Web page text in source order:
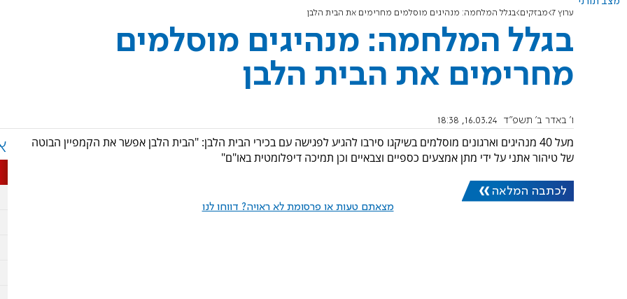
ערוץ 7 מבזקים בגלל המלחמה: מנהיגים מוסלמים מחרימים את הבית הלבן
בגלל המלחמה: מנהיגים מוסלמים
מחרימים את הבית הלבן
ו' באדר ב׳ תשפ"ד 16.03.24, 18:38
מעל 40 מנהיגים וארגונים מוסלמים בשיקגו סירבו להגיע לפגישה עם בכירי הבית הלבן: "הבית הלבן אפשר את הקמפיין הבוטה
של טיהור אתני על ידי מתן אמצעים כספיים וצבאיים וכן תמיכה דיפלומטית באו"ם"
לכתבה המלאה
מצאתם טעות או פרסומת לא ראויה? דווחו לנו